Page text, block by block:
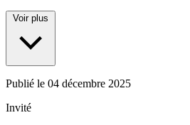
Voir plus
Publié le 04 décembre 2025
Invité